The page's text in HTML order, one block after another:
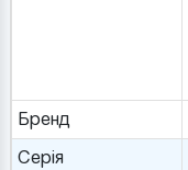
Бренд
Серія